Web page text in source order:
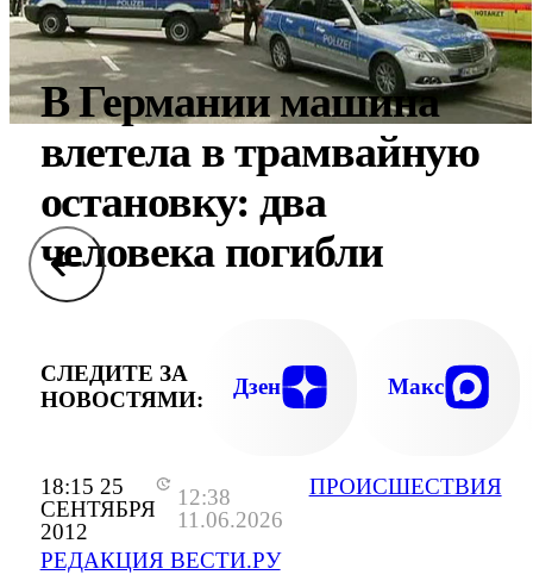
18:15 25
СЕНТЯБРЯ
2012
12:38
11.06.2026
РЕДАКЦИЯ ВЕСТИ.РУ
ПРОИСШЕСТВИЯ
В Германии машина
влетела в трамвайную
остановку: два
человека погибли
СЛЕДИТЕ ЗА
НОВОСТЯМИ:
Дзен Макс